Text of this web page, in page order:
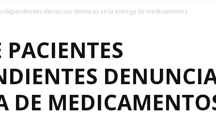
denuncian demoras en la entrega de medicamentos
DE